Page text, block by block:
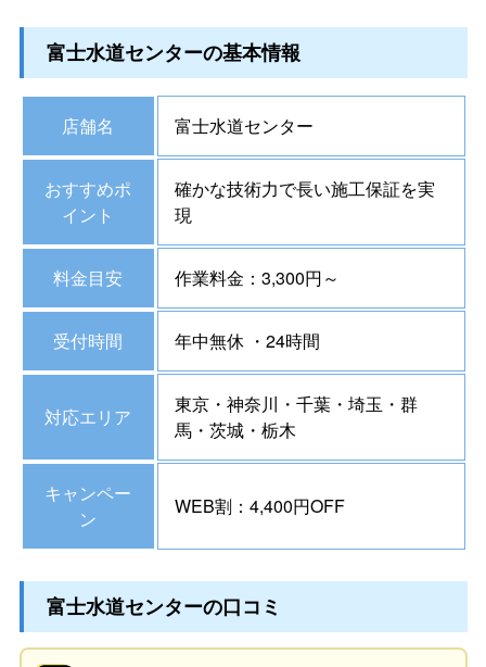
富士水道センターの基本情報
店舗名 富士水道センター
おすすめポ
イント
確かな技術力で長い施工保証を実
現
料金目安 作業料金：3,300円～
受付時間 年中無休 ・24時間
対応エリア
東京・神奈川・千葉・埼玉・群
馬・茨城・栃木
キャンペー
ン
WEB割：4,400円OFF
富士水道センターの口コミ